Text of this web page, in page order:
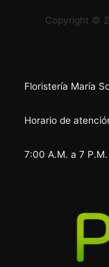
Copyright ©
Floristería María
Horario de
7:00 A.M. a 7 P.M.